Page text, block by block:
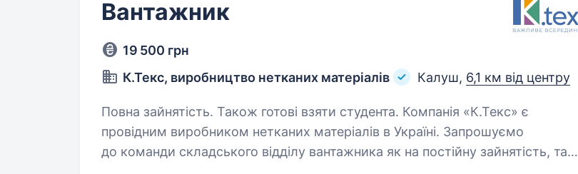
Вантажник
19 500 грн
К.Текс, виробництво нетканих матеріалів
Калуш, 6,1 км від центру
Повна зайнятість. Також готові взяти студента. Компанія «К.Текс» є
провідним виробником нетканих матеріалів в Україні. Запрошуємо
до команди складського відділу вантажника як на постійну зайнятість, так і